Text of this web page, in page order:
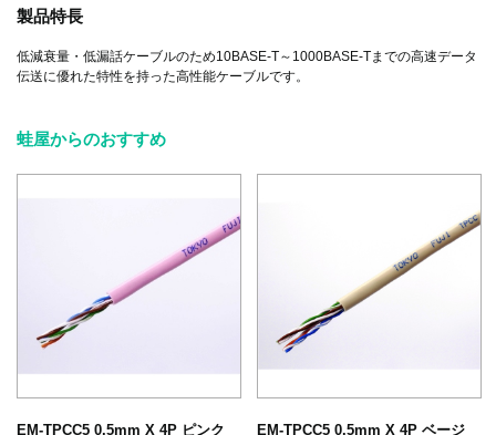
製品特長
低減衰量・低漏話ケーブルのため10BASE-T～1000BASE-Tまでの高速データ
伝送に優れた特性を持った高性能ケーブルです。
蛙屋からのおすすめ
EM-TPCC5 0.5mm X 4P ピンク EM-TPCC5 0.5mm X 4P ベージ